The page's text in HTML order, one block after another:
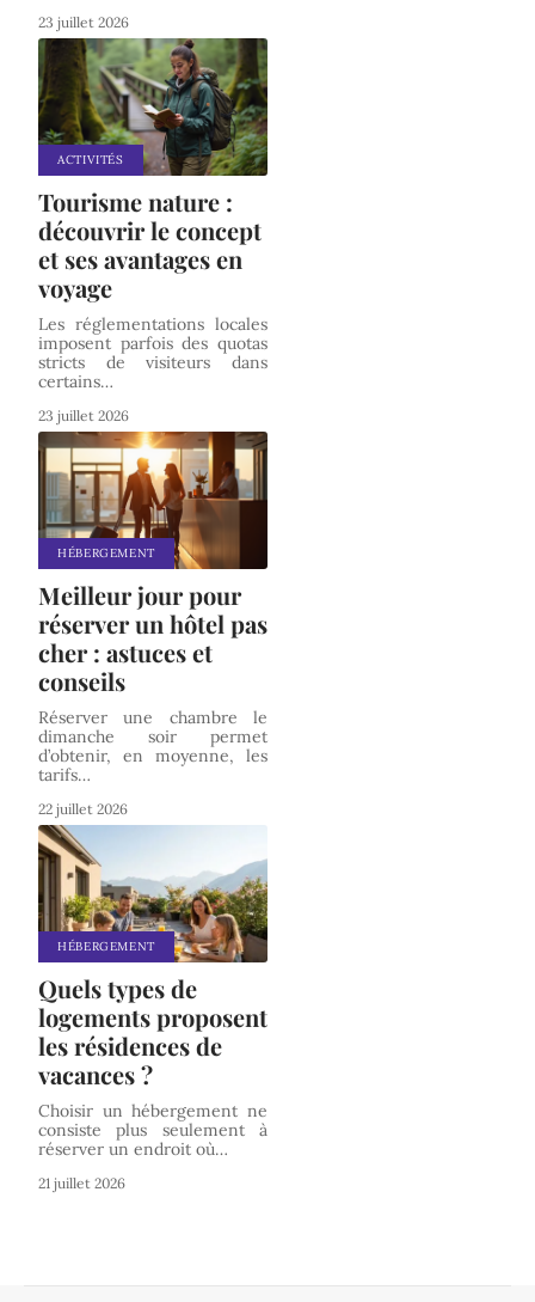
23 juillet 2026
ACTIVITÉS
Tourisme nature :
découvrir le concept
et ses avantages en
voyage
Les réglementations locales
imposent parfois des quotas
stricts de visiteurs dans
certains…
23 juillet 2026
HÉBERGEMENT
Meilleur jour pour
réserver un hôtel pas
cher : astuces et
conseils
Réserver une chambre le
dimanche soir permet
d’obtenir, en moyenne, les
tarifs…
22 juillet 2026
HÉBERGEMENT
Quels types de
logements proposent
les résidences de
vacances ?
Choisir un hébergement ne
consiste plus seulement à
réserver un endroit où…
21 juillet 2026